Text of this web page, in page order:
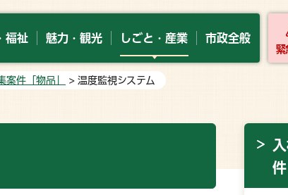
福祉 魅力・観光 しごと・産業 市政全般
緊
案件「物品」 > 温度監視システム
件